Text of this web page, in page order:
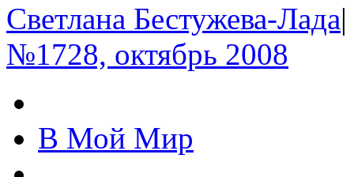
Светлана Бестужева-Лада|
№1728, октябрь 2008
В Мой Мир